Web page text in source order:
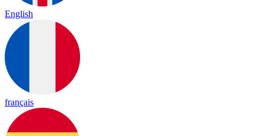
English
français